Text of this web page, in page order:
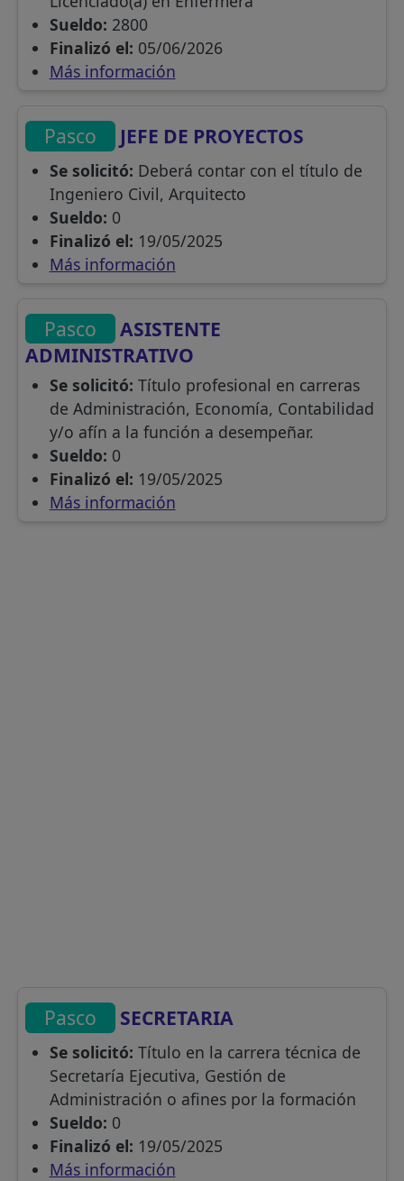
Sueldo: 2800
Finalizó el: 05/06/2026
Más información
Pasco JEFE DE PROYECTOS
Se solicitó: Deberá contar con el título de
Ingeniero Civil, Arquitecto
Sueldo: 0
Finalizó el: 19/05/2025
Más información
Pasco
ASISTENTE
ADMINISTRATIVO
Se solicitó: Título profesional en carreras
de Administración, Economía, Contabilidad
y/o afín a la función a desempeñar.
Sueldo: 0
Finalizó el: 19/05/2025
Más información
Pasco SECRETARIA
Se solicitó: Título en la carrera técnica de
Secretaría Ejecutiva, Gestión de
Administración o afines por la formación
Sueldo: 0
Finalizó el: 19/05/2025
Más información